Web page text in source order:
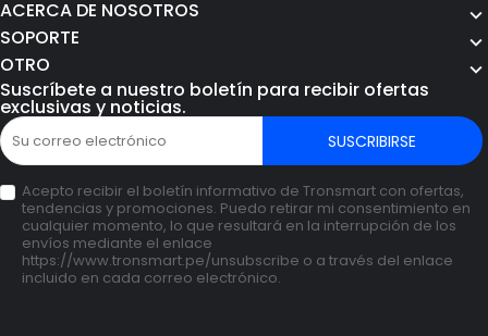
ACERCA DE NOSOTROS
SOPORTE
OTRO
Suscríbete a nuestro boletín para recibir ofertas
exclusivas y noticias.
SUSCRIBIRSE
Acepto recibir el boletín informativo de Tronsmart con ofertas,
tendencias y promociones. Puedo retirar mi consentimiento en
cualquier momento, lo que resultará en la interrupción de los
envíos mediante el enlace
https://www.tronsmart.pe/unsubscribe o a través del enlace
incluido en cada correo electrónico.